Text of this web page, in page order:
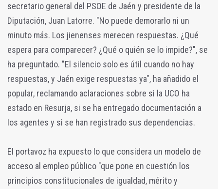
secretario general del PSOE de Jaén y presidente de la
Diputación, Juan Latorre. "No puede demorarlo ni un
minuto más. Los jienenses merecen respuestas. ¿Qué
espera para comparecer? ¿Qué o quién se lo impide?", se
ha preguntado. "El silencio solo es útil cuando no hay
respuestas, y Jaén exige respuestas ya", ha añadido el
popular, reclamando aclaraciones sobre si la UCO ha
estado en Resurja, si se ha entregado documentación a
los agentes y si se han registrado sus dependencias.
El portavoz ha expuesto lo que considera un modelo de
acceso al empleo público "que pone en cuestión los
principios constitucionales de igualdad, mérito y